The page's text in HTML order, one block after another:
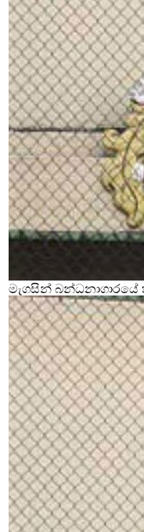
මැගසින් බන්ධනාගාරයේ